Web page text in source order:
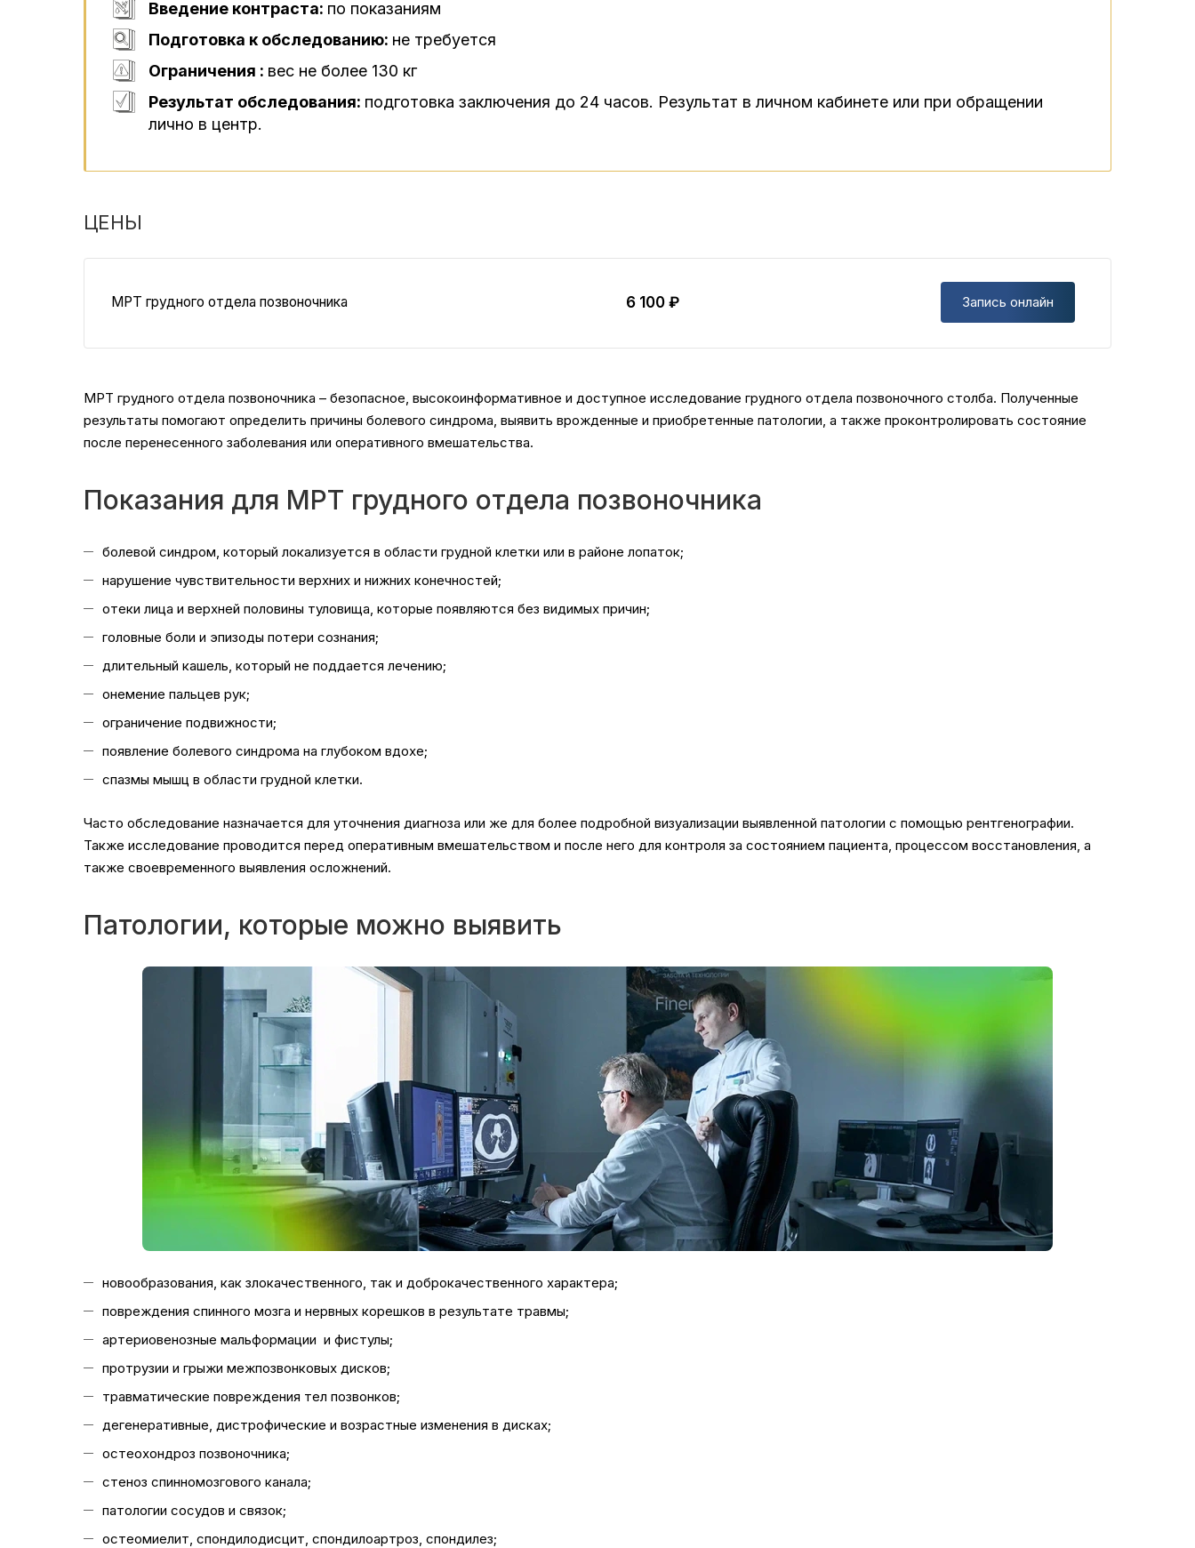
Введение контраста: по показаниям
Подготовка к обследованию: не требуется
Ограничения : вес не более 130 кг
Результат обследования: подготовка заключения до 24 часов. Результат в личном кабинете или при обращении
лично в центр.
ЦЕНЫ
МРТ грудного отдела позвоночника 6 100 ₽ Запись онлайн
МРТ грудного отдела позвоночника – безопасное, высокоинформативное и доступное исследование грудного отдела позвоночного столба. Полученные
результаты помогают определить причины болевого синдрома, выявить врожденные и приобретенные патологии, а также проконтролировать состояние
после перенесенного заболевания или оперативного вмешательства.
Показания для МРТ грудного отдела позвоночника
болевой синдром, который локализуется в области грудной клетки или в районе лопаток;
нарушение чувствительности верхних и нижних конечностей;
отеки лица и верхней половины туловища, которые появляются без видимых причин;
головные боли и эпизоды потери сознания;
длительный кашель, который не поддается лечению;
онемение пальцев рук;
ограничение подвижности;
появление болевого синдрома на глубоком вдохе;
спазмы мышц в области грудной клетки.
Часто обследование назначается для уточнения диагноза или же для более подробной визуализации выявленной патологии с помощью рентгенографии.
Также исследование проводится перед оперативным вмешательством и после него для контроля за состоянием пациента, процессом восстановления, а
также своевременного выявления осложнений.
Патологии, которые можно выявить
новообразования, как злокачественного, так и доброкачественного характера;
повреждения спинного мозга и нервных корешков в результате травмы;
артериовенозные мальформации и фистулы;
протрузии и грыжи межпозвонковых дисков;
травматические повреждения тел позвонков;
дегенеративные, дистрофические и возрастные изменения в дисках;
остеохондроз позвоночника;
стеноз спинномозгового канала;
патологии сосудов и связок;
остеомиелит, спондилодисцит, спондилоартроз, спондилез;